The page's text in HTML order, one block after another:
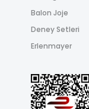
Balon Joje
Deney Setleri
Erlenmayer